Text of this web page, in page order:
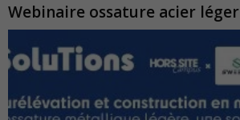
Webinaire ossature acier léger